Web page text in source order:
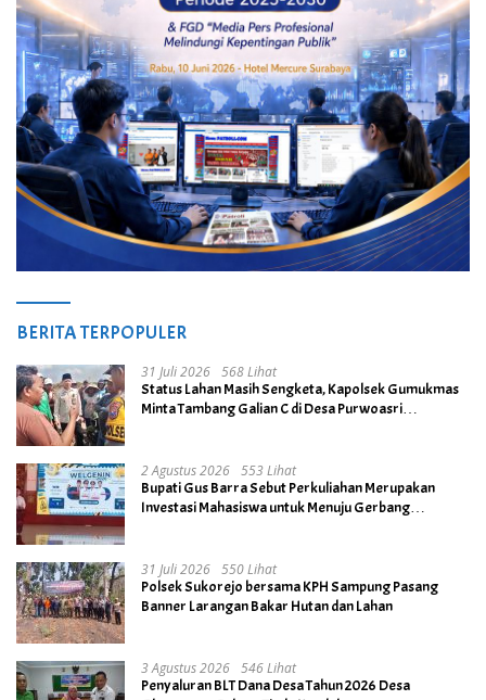
BERITA TERPOPULER
31 Juli 2026 568 Lihat
Status Lahan Masih Sengketa, Kapolsek Gumukmas
Minta Tambang Galian C di Desa Purwoasri
2 Agustus 2026 553 Lihat
Bupati Gus Barra Sebut Perkuliahan Merupakan
Investasi Mahasiswa untuk Menuju Gerbang
31 Juli 2026 550 Lihat
Polsek Sukorejo bersama KPH Sampung Pasang
Banner Larangan Bakar Hutan dan Lahan
3 Agustus 2026 546 Lihat
Penyaluran BLT Dana Desa Tahun 2026 Desa